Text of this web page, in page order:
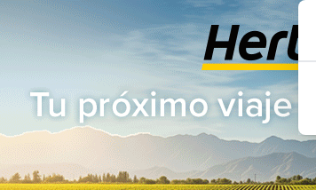
Sábado 8 de Agosto
de 2026
17.9ºc | Buenos Aires, AR
ACTUALIDAD